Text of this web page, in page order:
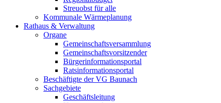
Streuobst für alle
Kommunale Wärmeplanung
Rathaus & Verwaltung
Organe
Gemeinschaftsversammlung
Gemeinschaftsvorsitzender
Bürgerinformationsportal
Ratsinformationsportal
Beschäftigte der VG Baunach
Sachgebiete
Geschäftsleitung